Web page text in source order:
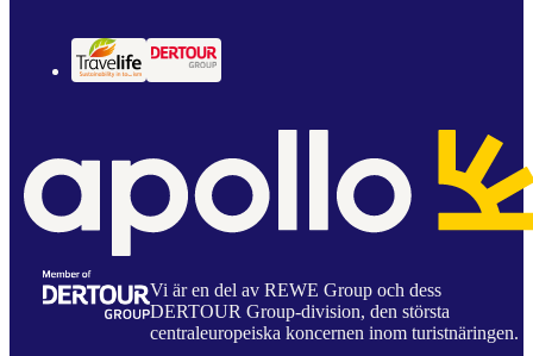
Vi är en del av REWE Group och dess
DERTOUR Group-division, den största
centraleuropeiska koncernen inom turistnäringen.